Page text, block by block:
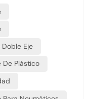
Cuchillas de un
grande y agresivo.
o muebles
de agarre, pero
o más): A medida
Eje
De Plástico